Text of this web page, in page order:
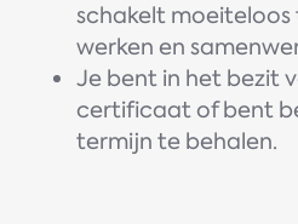
schakelt moeiteloos
werken en
Je bent in het bezit
certificaat of bent
termijn te behalen.